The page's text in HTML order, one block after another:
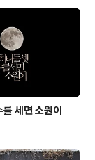
세면 소원이